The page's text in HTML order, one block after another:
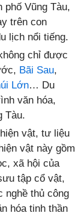
phố Vũng Tàu,
trên con
lịch nổi tiếng.
chỉ được
Bãi Sau,
Lớn… Du
văn hóa,
Tàu.
vật, tư liệu
vật này gồm
xã hội của
tập cổ vật,
nghề thủ công
hóa tinh thần